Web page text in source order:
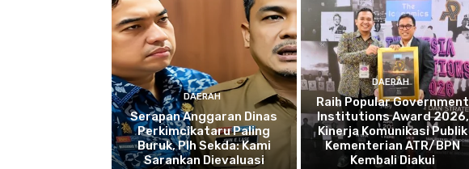
DAERAH
Serapan Anggaran Dinas
Perkimcikataru Paling
Buruk, Plh Sekda: Kami
Sarankan Dievaluasi
DAERAH
Raih Popular Government
Institutions Award 2026,
Kinerja Komunikasi Publik
Kementerian ATR/BPN
Kembali Diakui